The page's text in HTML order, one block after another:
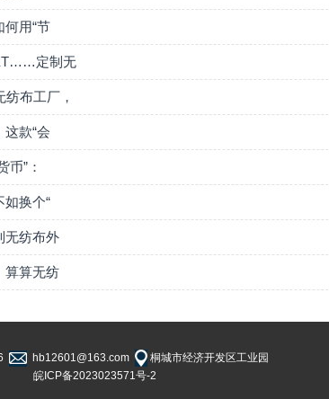
用“节
定制无
布工厂，
款“会
币”：
换个“
无纺布外
算算无纺
hb12601@163.com
桐城市经济开发区工业园
皖ICP备2023023571号-2